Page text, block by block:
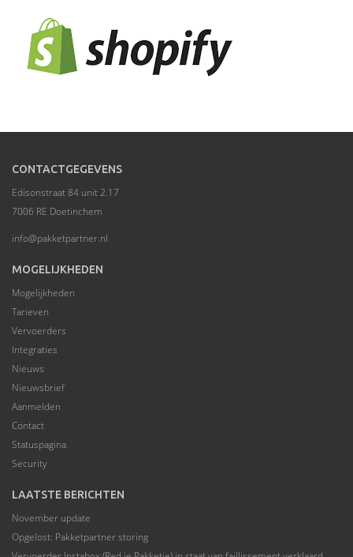
CONTACTGEGEVENS
Edisonstraat 84 unit 2.17
7006 RE Doetinchem
info@pakketpartner.nl
MOGELIJKHEDEN
Mogelijkheden
Tarieven
Vervoerders
Integraties
Nieuws
Nieuwsbrief
Aanmelden
Contact
Statuspagina
Security
LAATSTE BERICHTEN
November update
Opgelost: Pakketpartner storing